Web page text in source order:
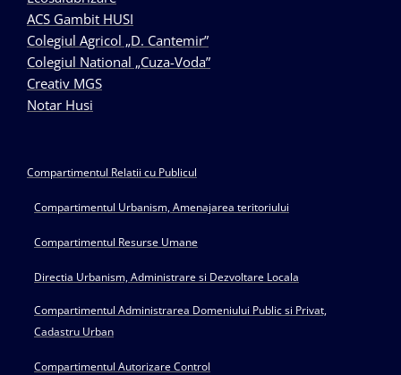
ACS Gambit HUSI
Colegiul Agricol „D. Cantemir”
Colegiul National „Cuza-Voda”
Creativ MGS
Notar Husi
Compartimentul Relatii cu Publicul
Compartimentul Urbanism, Amenajarea teritoriului
Compartimentul Resurse Umane
Directia Urbanism, Administrare si Dezvoltare Locala
Compartimentul Administrarea Domeniului Public si Privat,
Cadastru Urban
Compartimentul Autorizare Control